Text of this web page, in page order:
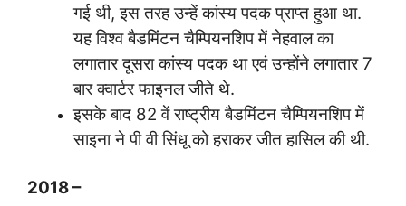
गई थी, इस तरह उन्हें कांस्य पदक प्राप्त हुआ था.
यह विश्व बैडमिंटन चैम्पियनशिप में नेहवाल का
लगातार दूसरा कांस्य पदक था एवं उन्होंने लगातार 7
बार क्वार्टर फाइनल जीते थे.
इसके बाद 82 वें राष्ट्रीय बैडमिंटन चैम्पियनशिप में
साइना ने पी वी सिंधू को हराकर जीत हासिल की थी.
2018 –